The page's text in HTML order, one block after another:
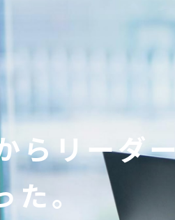
ABI
る
る TOP
らリーダ
た。